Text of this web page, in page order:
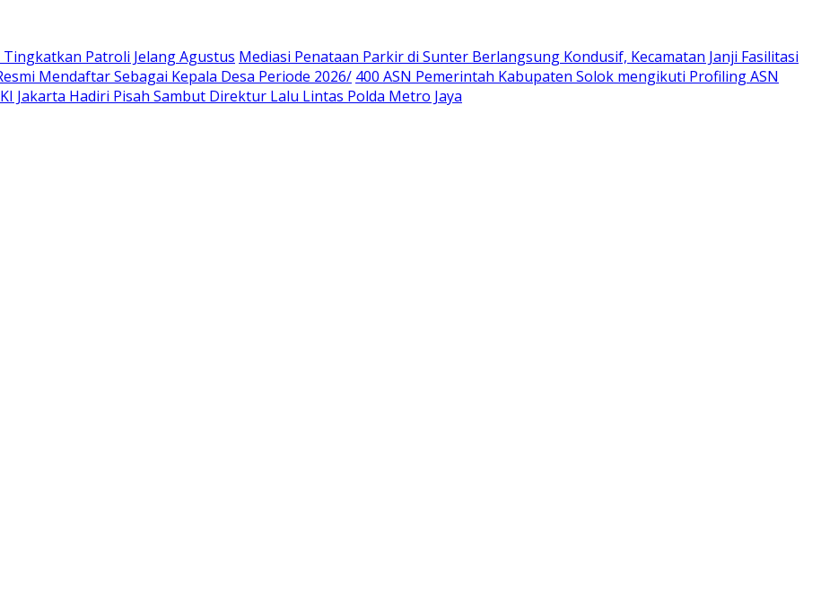
Patroli Jelang Agustus Mediasi Penataan Parkir di Sunter Berlangsung Kondusif, Kecamatan Janji Fasilitasi
Mendaftar Sebagai Kepala Desa Periode 2026/ 400 ASN Pemerintah Kabupaten Solok mengikuti Profiling ASN
Jakarta Hadiri Pisah Sambut Direktur Lalu Lintas Polda Metro Jaya